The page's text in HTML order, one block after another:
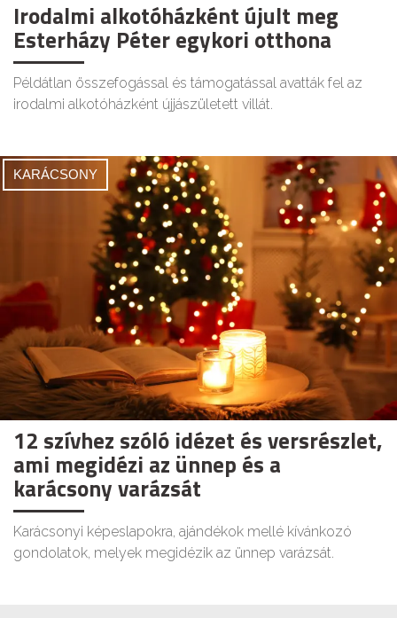
Irodalmi alkotóházként újult meg
Esterházy Péter egykori otthona
Példátlan összefogással és támogatással avatták fel az
irodalmi alkotóházként újjászületett villát.
KARÁCSONY
12 szívhez szóló idézet és versrészlet,
ami megidézi az ünnep és a
karácsony varázsát
Karácsonyi képeslapokra, ajándékok mellé kívánkozó
gondolatok, melyek megidézik az ünnep varázsát.